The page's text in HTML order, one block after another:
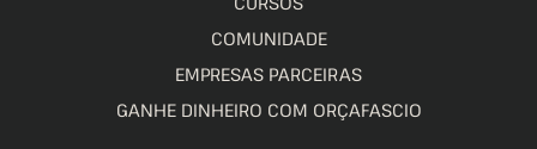
COMUNIDADE
EMPRESAS PARCEIRAS
GANHE DINHEIRO COM ORÇAFASCIO